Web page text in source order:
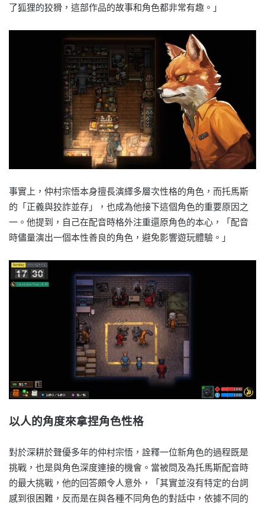
了狐狸的狡猾，這部作品的故事和角色都非常有趣。」
事實上，仲村宗悟本身擅長演繹多層次性格的角色，而托馬斯
的「正義與狡詐並存」，也成為他接下這個角色的重要原因之
一。他提到，自己在配音時格外注重還原角色的本心，「配音
時儘量演出一個本性善良的角色，避免影響遊玩體驗。」
以人的角度來拿捏角色性格
對於深耕於聲優多年的仲村宗悟，詮釋一位新角色的過程既是
挑戰，也是與角色深度連接的機會。當被問及為托馬斯配音時
的最大挑戰，他的回答頗令人意外，「其實並沒有特定的台詞
感到很困難，反而是在與各種不同角色的對話中，依據不同的